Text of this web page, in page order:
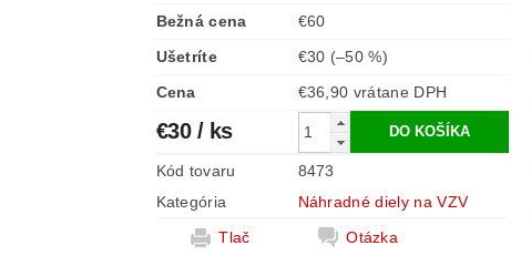
Bežná cena
€60
Ušetríte
€30 (–50 %)
Cena
€36,90 vrátane DPH
€30 / ks
Kód tovaru
8473
Kategória
Náhradné diely na VZV
Tlač
Otázka